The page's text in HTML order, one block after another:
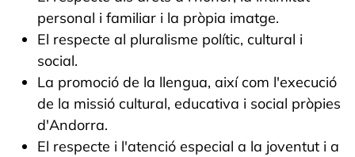
personal i familiar i la pròpia imatge.
El respecte al pluralisme polític, cultural i
social.
La promoció de la llengua, així com l'execució
de la missió cultural, educativa i social pròpies
d'Andorra.
El respecte i l'atenció especial a la joventut i a